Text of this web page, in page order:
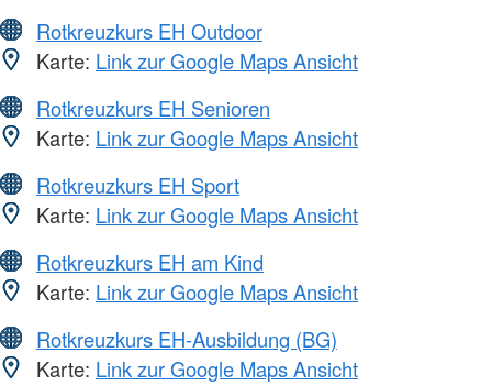
Rotkreuzkurs EH Outdoor
Karte: Link zur Google Maps Ansicht
Rotkreuzkurs EH Senioren
Karte: Link zur Google Maps Ansicht
Rotkreuzkurs EH Sport
Karte: Link zur Google Maps Ansicht
Rotkreuzkurs EH am Kind
Karte: Link zur Google Maps Ansicht
Rotkreuzkurs EH-Ausbildung (BG)
Karte: Link zur Google Maps Ansicht